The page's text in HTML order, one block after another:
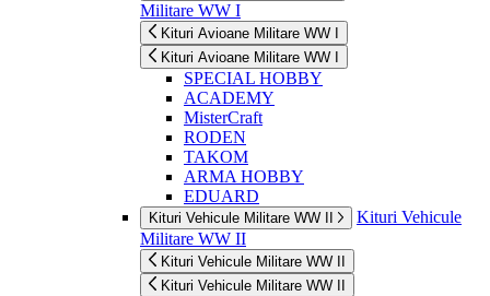
Militare WW I
Kituri Avioane Militare WW I
Kituri Avioane Militare WW I
SPECIAL HOBBY
ACADEMY
MisterCraft
RODEN
TAKOM
ARMA HOBBY
EDUARD
Kituri Vehicule Militare WW II
Kituri Vehicule
Militare WW II
Kituri Vehicule Militare WW II
Kituri Vehicule Militare WW II